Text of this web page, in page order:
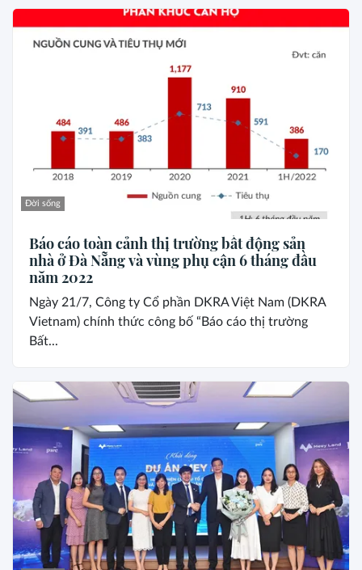
Đời sống
Báo cáo toàn cảnh thị trường bất động sản
nhà ở Đà Nẵng và vùng phụ cận 6 tháng đầu
năm 2022
Ngày 21/7, Công ty Cổ phần DKRA Việt Nam (DKRA
Vietnam) chính thức công bố “Báo cáo thị trường
Bất...